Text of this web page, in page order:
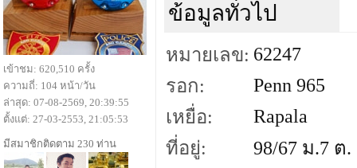
ข้อมูลทั่วไป
หมายเลข: 62247
รอก:
Penn 965
เหยื่อ:
Rapala
ที่อยู่:
98/67 ม.7
เข้าชม: 620,510 ครั้ง
ความถี่: 104 หน้า/วัน
ล่าสุด: 07-08-2569, 20:39:55
ตั้งแต่: 27-03-2553, 21:05:53
มีสมาชิกติดตาม 230 ท่าน